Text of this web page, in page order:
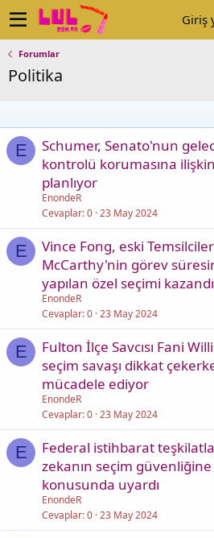
Giriş
Forumlar
Politika
E
Schumer, Senato'nun
kontrolü korumasına
planlıyor
EnondeR
Cevaplar 0 23 May 2024
E
Vince Fong, eski
McCarthy'nin görev
yapılan özel seçimi kazandı
EnondeR
Cevaplar 0 23 May 2024
E
Fulton İlçe Savcısı Fani
seçim savaşı dikkat
mücadele ediyor
EnondeR
Cevaplar 0 23 May 2024
E
Federal istihbarat
zekanın seçim
konusunda uyardı
EnondeR
Cevaplar 0 23 May 2024